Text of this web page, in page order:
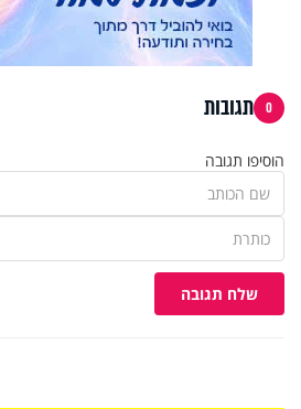
0 תגובות
הוסיפו תגובה
שלח תגובה